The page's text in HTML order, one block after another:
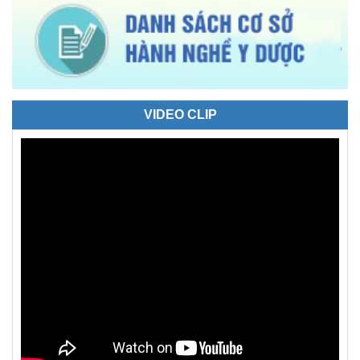
VIDEO CLIP